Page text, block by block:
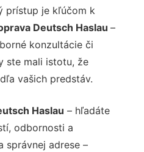
prístup je kľúčom k
Deutsch Haslau –
konzultácie či
ste mali istotu, že
vašich predstáv.
Haslau – hľadáte
odbornosti a
správnej adrese –